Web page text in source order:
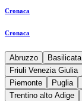
Cronaca
Cronaca
Abruzzo Basilicata
Friuli Venezia Giulia
Piemonte
Puglia
Trentino alto Adige